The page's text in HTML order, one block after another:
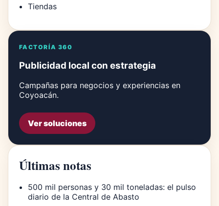
Tiendas
FACTORÍA 360
Publicidad local con estrategia
Campañas para negocios y experiencias en
Coyoacán.
Ver soluciones
Últimas notas
500 mil personas y 30 mil toneladas: el pulso
diario de la Central de Abasto